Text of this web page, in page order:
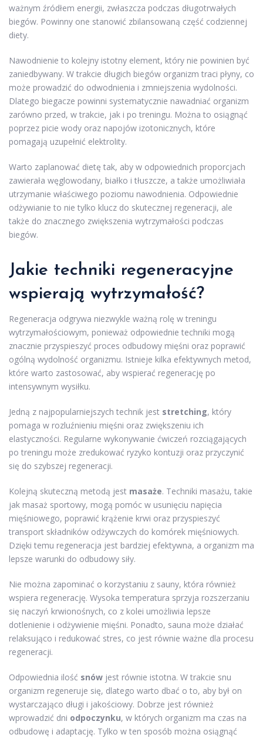
ważnym źródłem energii, zwłaszcza podczas długotrwałych
biegów. Powinny one stanowić zbilansowaną część codziennej
diety.
Nawodnienie to kolejny istotny element, który nie powinien być
zaniedbywany. W trakcie długich biegów organizm traci płyny, co
może prowadzić do odwodnienia i zmniejszenia wydolności.
Dlatego biegacze powinni systematycznie nawadniać organizm
zarówno przed, w trakcie, jak i po treningu. Można to osiągnąć
poprzez picie wody oraz napojów izotonicznych, które
pomagają uzupełnić elektrolity.
Warto zaplanować dietę tak, aby w odpowiednich proporcjach
zawierała węglowodany, białko i tłuszcze, a także umożliwiała
utrzymanie właściwego poziomu nawodnienia. Odpowiednie
odżywianie to nie tylko klucz do skutecznej regeneracji, ale
także do znacznego zwiększenia wytrzymałości podczas
biegów.
Jakie techniki regeneracyjne
wspierają wytrzymałość?
Regeneracja odgrywa niezwykle ważną rolę w treningu
wytrzymałościowym, ponieważ odpowiednie techniki mogą
znacznie przyspieszyć proces odbudowy mięśni oraz poprawić
ogólną wydolność organizmu. Istnieje kilka efektywnych metod,
które warto zastosować, aby wspierać regenerację po
intensywnym wysiłku.
Jedną z najpopularniejszych technik jest stretching, który
pomaga w rozluźnieniu mięśni oraz zwiększeniu ich
elastyczności. Regularne wykonywanie ćwiczeń rozciągających
po treningu może zredukować ryzyko kontuzji oraz przyczynić
się do szybszej regeneracji.
Kolejną skuteczną metodą jest masaże. Techniki masażu, takie
jak masaż sportowy, mogą pomóc w usunięciu napięcia
mięśniowego, poprawić krążenie krwi oraz przyspieszyć
transport składników odżywczych do komórek mięśniowych.
Dzięki temu regeneracja jest bardziej efektywna, a organizm ma
lepsze warunki do odbudowy siły.
Nie można zapominać o korzystaniu z sauny, która również
wspiera regenerację. Wysoka temperatura sprzyja rozszerzaniu
się naczyń krwionośnych, co z kolei umożliwia lepsze
dotlenienie i odżywienie mięśni. Ponadto, sauna może działać
relaksująco i redukować stres, co jest równie ważne dla procesu
regeneracji.
Odpowiednia ilość snów jest równie istotna. W trakcie snu
organizm regeneruje się, dlatego warto dbać o to, aby był on
wystarczająco długi i jakościowy. Dobrze jest również
wprowadzić dni odpoczynku, w których organizm ma czas na
odbudowę i adaptację. Tylko w ten sposób można osiągnąć